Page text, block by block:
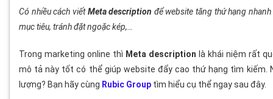
Có nhiều cách viếtMeta description để website tăng thứ hạng
mục tiêu, tránh đặt ngoặc kép,…
Trong marketing online thì Meta description là khái niệm rất
mô tả này tốt có thể giúp website đẩy cao thứ hạng tìm
lượng? Bạn hãy cùng Rubic Group tìm hiểu cụ thể ngay sau đây.